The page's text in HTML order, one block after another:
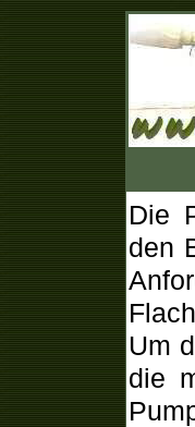
Die
den
Um
die